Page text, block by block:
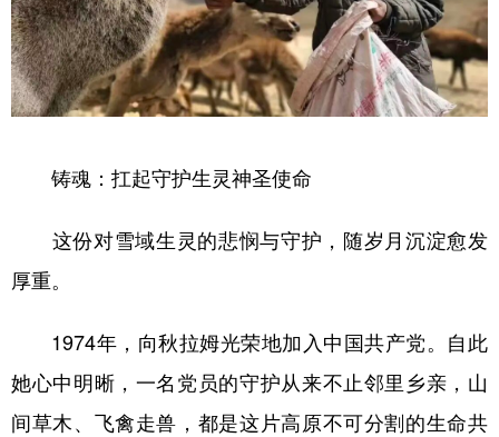
铸魂：扛起守护生灵神圣使命
这份对雪域生灵的悲悯与守护，随岁月沉淀愈发
厚重。
1974年，向秋拉姆光荣地加入中国共产党。自此
她心中明晰，一名党员的守护从来不止邻里乡亲，山
间草木、飞禽走兽，都是这片高原不可分割的生命共